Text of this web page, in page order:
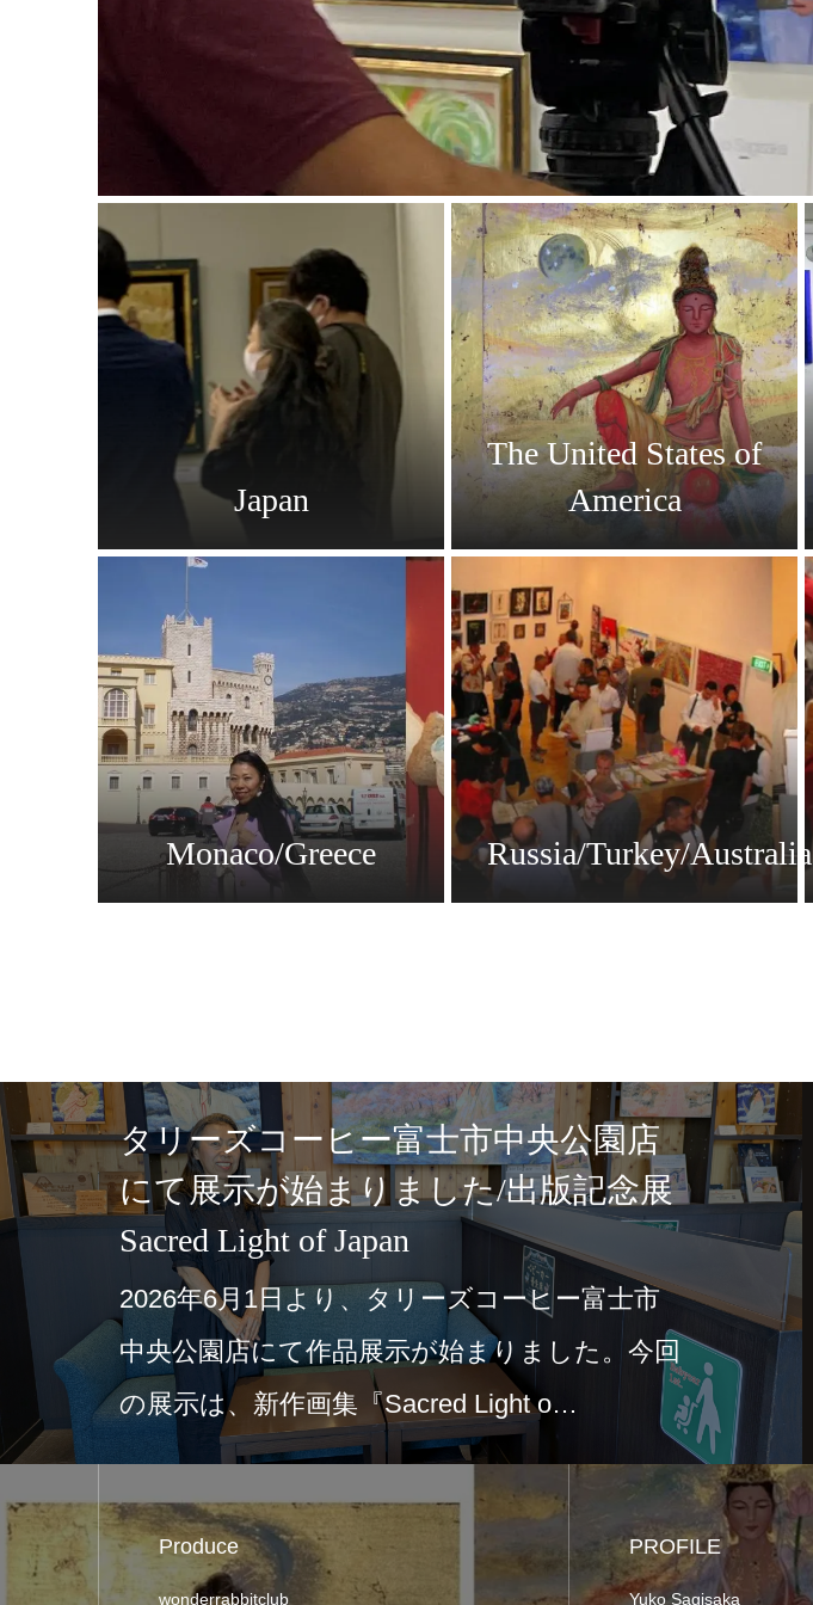
Japan
The United States of
America
Monaco/Greece Russia/Turkey/Australia
タリーズコーヒー富士市中央公園店
にて展示が始まりました/出版記念展
Sacred Light of Japan
2026年6月1日より、タリーズコーヒー富士市
中央公園店にて作品展示が始まりました。今回
の展示は、新作画集『Sacred Light o…
Produce
wonderrabbitclub
PROFILE
Yuko Sagisaka